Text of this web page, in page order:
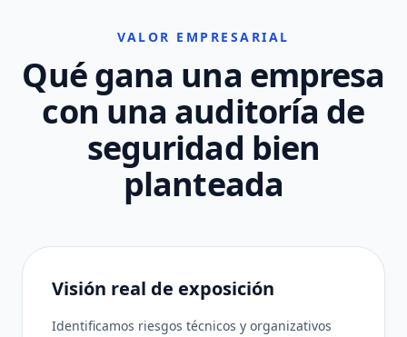
VALOR EMPRESARIAL
Qué gana una empresa
con una auditoría de
seguridad bien
planteada
Visión real de exposición
Identificamos riesgos técnicos y organizativos